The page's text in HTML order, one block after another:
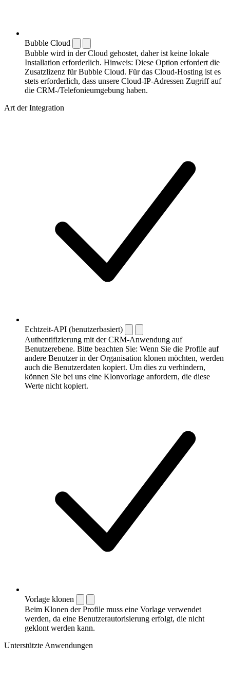
Bubble Cloud
Bubble wird in der Cloud gehostet, daher ist keine lokale
Installation erforderlich. Hinweis: Diese Option erfordert die
Zusatzlizenz für Bubble Cloud. Für das Cloud-Hosting ist es
stets erforderlich, dass unsere Cloud-IP-Adressen Zugriff auf
die CRM-/Telefonieumgebung haben.
Art der Integration
Echtzeit-API (benutzerbasiert)
Authentifizierung mit der CRM-Anwendung auf
Benutzerebene. Bitte beachten Sie: Wenn Sie die Profile auf
andere Benutzer in der Organisation klonen möchten, werden
auch die Benutzerdaten kopiert. Um dies zu verhindern,
können Sie bei uns eine Klonvorlage anfordern, die diese
Werte nicht kopiert.
Vorlage klonen
Beim Klonen der Profile muss eine Vorlage verwendet
werden, da eine Benutzerautorisierung erfolgt, die nicht
geklont werden kann.
Unterstützte Anwendungen